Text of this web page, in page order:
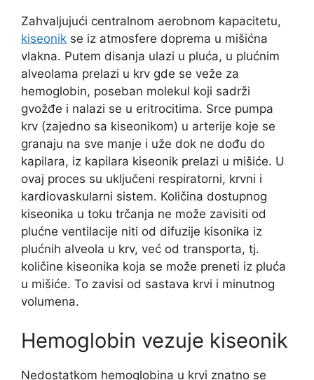
Zahvaljujući centralnom aerobnom kapacitetu,
kiseonik se iz atmosfere doprema u mišićna
vlakna. Putem disanja ulazi u pluća, u plućnim
alveolama prelazi u krv gde se veže za
hemoglobin, poseban molekul koji sadrži
gvožđe i nalazi se u eritrocitima. Srce pumpa
krv (zajedno sa kiseonikom) u arterije koje se
granaju na sve manje i uže dok ne dođu do
kapilara, iz kapilara kiseonik prelazi u mišiće. U
ovaj proces su uključeni respiratorni, krvni i
kardiovaskularni sistem. Količina dostupnog
kiseonika u toku trčanja ne može zavisiti od
plućne ventilacije niti od difuzije kisonika iz
plućnih alveola u krv, već od transporta, tj.
količine kiseonika koja se može preneti iz pluća
u mišiće. To zavisi od sastava krvi i minutnog
volumena.
Hemoglobin vezuje kiseonik
Nedostatkom hemoglobina u krvi znatno se